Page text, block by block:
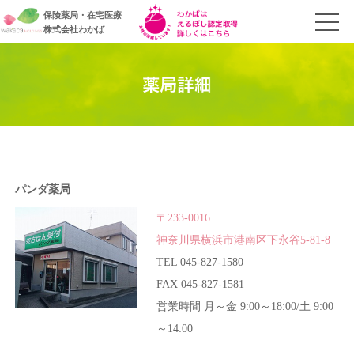
保険薬局・在宅医療
株式会社わかば
パンダ薬局
〒233-0016
神奈川県横浜市港南区下永谷5-81-8
TEL 045-827-1580
FAX 045-827-1581
営業時間 月～金 9:00～18:00/土 9:00
～14:00